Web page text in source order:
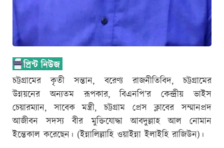
চট্টগ্রামের কৃতী সন্তান, বরেণ্য রাজনীতিবিদ, চট্টগ্রামের
উন্নয়নের অন্যতম রূপকার, বিএনপি’র কেন্দ্রীয় ভাইস
চেয়ারম্যান, সাবেক মন্ত্রী, চট্টগ্রাম প্রেস ক্লাবের সম্মানপ্রদ
আজীবন সদস্য বীর মুক্তিযোদ্ধা আবদুল্লাহ আল নোমান
ইন্তেকাল করেছেন। (ইন্নালিল্লাহি ওয়াইন্না ইলাইহি রাজিউন)।